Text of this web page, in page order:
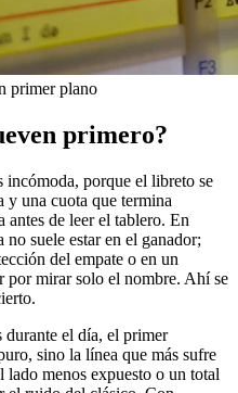
primer plano
primero?
incómoda, porque el libreto se
y una cuota que termina
antes de leer el tablero. En
suele estar en el ganador;
del empate o en un
por mirar solo el nombre. Ahí se
el día, el primer
sino la línea que más sufre
menos expuesto o un total